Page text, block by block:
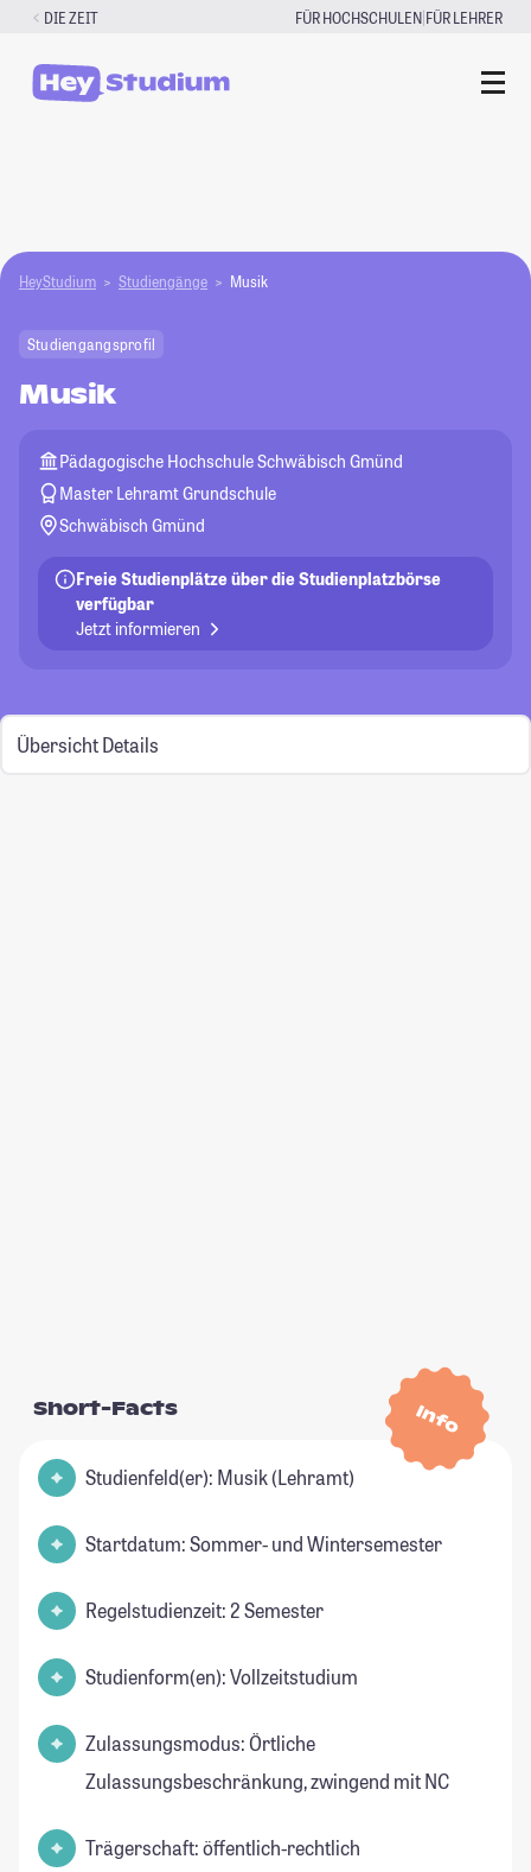
Zum
springen
DIE ZEIT FÜR HOCHSCHULEN|FÜR LEHRER
HeyStudium Studiengänge Musik
Studiengangsprofil
Musik
Pädagogische Hochschule Schwäbisch Gmünd
Master Lehramt Grundschule
Schwäbisch Gmünd
Freie Studienplätze über die Studienplatzbörse
verfügbar
Jetzt informieren
Übersicht Details
Info
Short-Facts
Studienfeld(er): Musik (Lehramt)
Startdatum: Sommer- und Wintersemester
Regelstudienzeit: 2 Semester
Studienform(en): Vollzeitstudium
Zulassungsmodus: Örtliche
Zulassungsbeschränkung, zwingend mit NC
Trägerschaft: öffentlich-rechtlich